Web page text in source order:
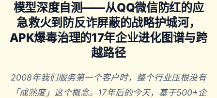
模型深度自测——从QQ微信防红的应
急救火到防反诈屏蔽的战略护城河，
APK爆毒治理的17年企业进化图谱与跨
越路径
2008年我们服务第一个客户时，整个行业压根没有
「成熟度」这个概念。17年后的今天，基于500+企